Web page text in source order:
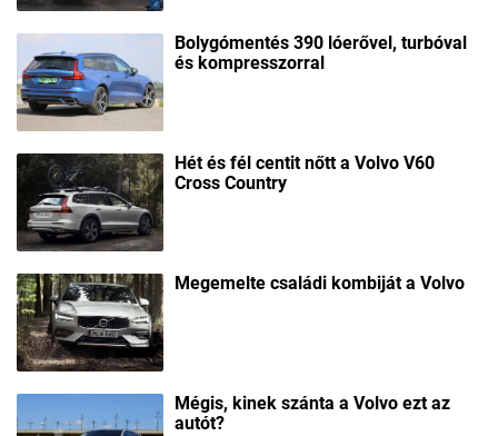
Bolygómentés 390 lóerővel, turbóval
és kompresszorral
Hét és fél centit nőtt a Volvo V60
Cross Country
Megemelte családi kombiját a Volvo
Mégis, kinek szánta a Volvo ezt az
autót?